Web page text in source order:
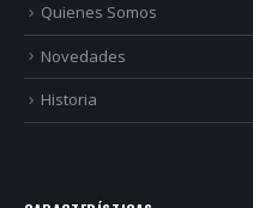
Quienes Somos
Novedades
Historia